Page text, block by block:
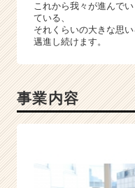
これから我々が進んで
ている、
それくらいの大きな思
邁進し続けます。
事業内容